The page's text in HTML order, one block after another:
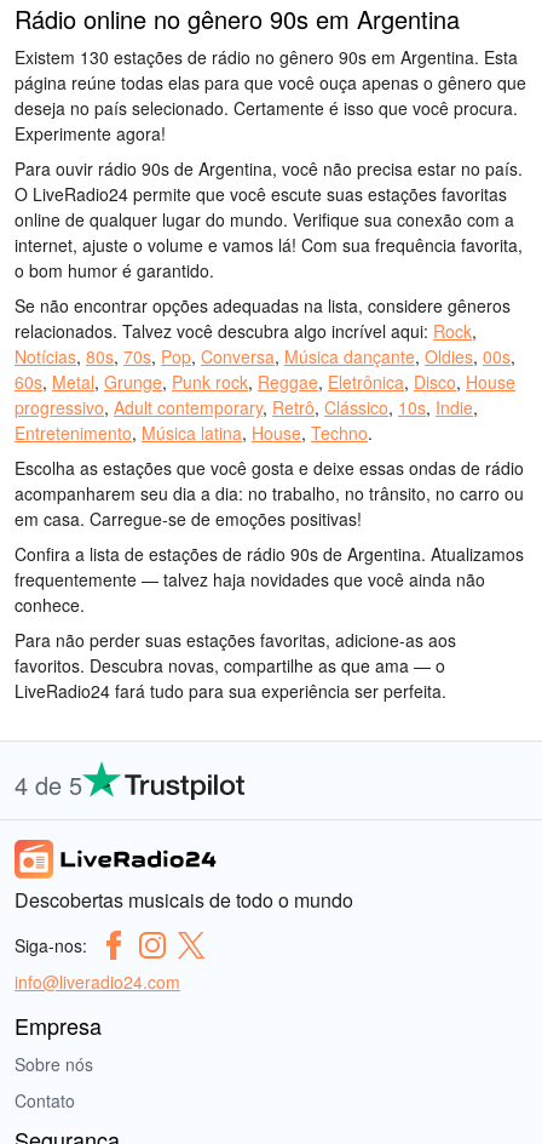
Rádio online no gênero 90s em Argentina
Existem 130 estações de rádio no gênero 90s em Argentina. Esta
página reúne todas elas para que você ouça apenas o gênero que
deseja no país selecionado. Certamente é isso que você procura.
Experimente agora!
Para ouvir rádio 90s de Argentina, você não precisa estar no país.
O LiveRadio24 permite que você escute suas estações favoritas
online de qualquer lugar do mundo. Verifique sua conexão com a
internet, ajuste o volume e vamos lá! Com sua frequência favorita,
o bom humor é garantido.
Se não encontrar opções adequadas na lista, considere gêneros
relacionados. Talvez você descubra algo incrível aqui: Rock,
Notícias, 80s, 70s, Pop, Conversa, Música dançante, Oldies, 00s,
60s, Metal, Grunge, Punk rock, Reggae, Eletrônica, Disco, House
progressivo, Adult contemporary, Retrô, Clássico, 10s, Indie,
Entretenimento, Música latina, House, Techno.
Escolha as estações que você gosta e deixe essas ondas de rádio
acompanharem seu dia a dia: no trabalho, no trânsito, no carro ou
em casa. Carregue-se de emoções positivas!
Confira a lista de estações de rádio 90s de Argentina. Atualizamos
frequentemente — talvez haja novidades que você ainda não
conhece.
Para não perder suas estações favoritas, adicione-as aos
favoritos. Descubra novas, compartilhe as que ama — o
LiveRadio24 fará tudo para sua experiência ser perfeita.
4 de 5
Descobertas musicais de todo o mundo
Siga-nos:
info@liveradio24.com
Empresa
Sobre nós
Contato